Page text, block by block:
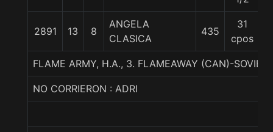
2891 13 8
ANGELA
CLASICA
435
31
cpos
FLAME ARMY, H.A., 3. FLAMEAWAY (CAN)-SOVIET
NO CORRIERON : ADRI